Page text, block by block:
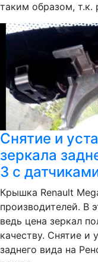
таким образом, т.к.
Снятие и
зеркала
3 с
Крышка Renault
производителей. В
ведь цена зеркал
качеству. Снятие и
заднего вида на